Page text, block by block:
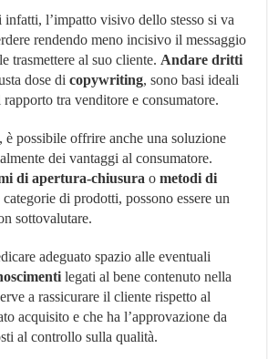
l’impatto visivo dello stesso si va
rendendo meno incisivo il messaggio
trasmettere al suo cliente. Andare dritti
dose dicopywriting, sono basi ideali
tra venditore e consumatore.
possibile offrire anche una soluzione
dei vantaggi al consumatore.
di apertura-chiusura ometodi di
categorie di prodotti, possono essere un
sottovalutare.
adeguato spazio alle eventuali
legati al bene contenuto nella
a rassicurare il cliente rispetto al
acquisito e che ha l’approvazione da
al controllo sulla qualità.